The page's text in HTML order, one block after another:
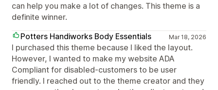
can help you make a lot of changes. This theme is a
definite winner.
Potters Handiworks Body Essentials
Mar 18, 2026
I purchased this theme because I liked the layout.
However, I wanted to make my website ADA
Compliant for disabled-customers to be user
friendly. I reached out to the theme creator and they